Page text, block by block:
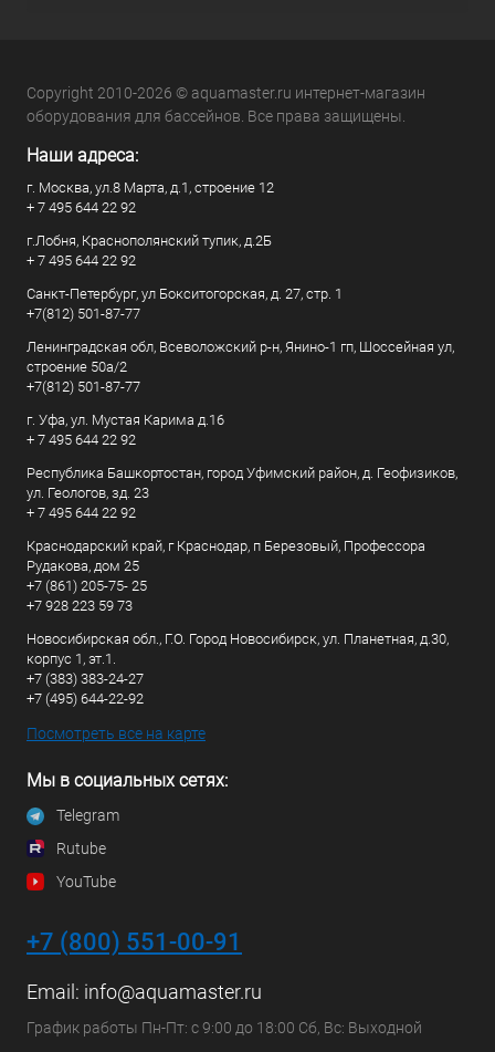
Copyright 2010-2026 © aquamaster.ru интернет-магазин
оборудования для бассейнов. Все права защищены.
Наши адреса:
г. Москва, ул.8 Марта, д.1, строение 12
+ 7 495 644 22 92
г.Лобня, Краснополянский тупик, д.2Б
+ 7 495 644 22 92
Санкт-Петербург, ул Бокситогорская, д. 27, стр. 1
+7(812) 501-87-77
Ленинградская обл, Всеволожский р-н, Янино-1 гп, Шоссейная ул,
строение 50а/2
+7(812) 501-87-77
г. Уфа, ул. Мустая Карима д.16
+ 7 495 644 22 92
Республика Башкортостан, город Уфимский район, д. Геофизиков,
ул. Геологов, зд. 23
+ 7 495 644 22 92
Краснодарский край, г Краснодар, п Березовый, Профессора
Рудакова, дом 25
+7 (861) 205-75- 25
+7 928 223 59 73
Новосибирская обл., Г.О. Город Новосибирск, ул. Планетная, д.30,
корпус 1, эт.1.
+7 (383) 383-24-27
+7 (495) 644-22-92
Посмотреть все на карте
Мы в социальных сетях:
Telegram
Rutube
YouTube
+7 (800) 551-00-91
Email: info@aquamaster.ru
График работы Пн-Пт: с 9:00 до 18:00 Сб, Вс: Выходной